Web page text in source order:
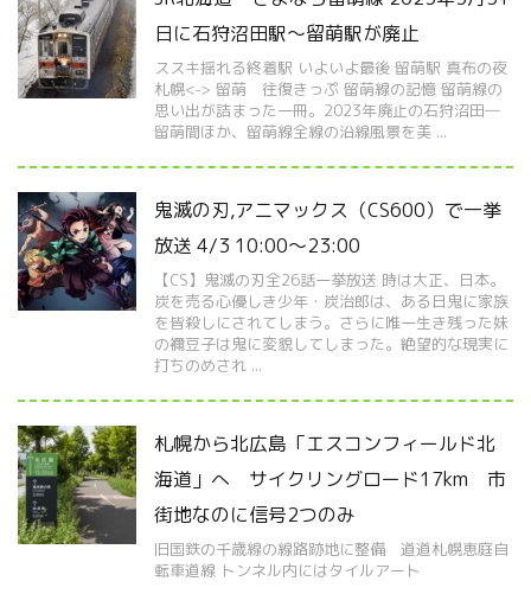
日に石狩沼田駅～留萌駅が廃止
ススキ揺れる終着駅 いよいよ最後 留萌駅 真布の夜
札幌<-> 留萌 往復きっぷ 留萌線の記憶 留萌線の
思い出が詰まった一冊。2023年廃止の石狩沼田―
留萌間ほか、留萌線全線の沿線風景を美 ...
鬼滅の刃,アニマックス（CS600）で一挙
放送 4/3 10:00～23:00
【CS】鬼滅の刃全26話一挙放送 時は大正、日本。
炭を売る心優しき少年・炭治郎は、ある日鬼に家族
を皆殺しにされてしまう。さらに唯一生き残った妹
の禰豆子は鬼に変貌してしまった。絶望的な現実に
打ちのめされ ...
札幌から北広島「エスコンフィールド北
海道」へ サイクリングロード17km 市
街地なのに信号2つのみ
旧国鉄の千歳線の線路跡地に整備 道道札幌恵庭自
転車道線 トンネル内にはタイルアート